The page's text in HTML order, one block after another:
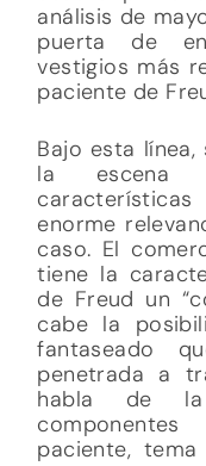
análisis de
puerta de
vestigios más
paciente de
Bajo esta
la escena
enorme
caso. El
tiene la
de Freud un
cabe la
fantaseado
penetrada a
habla de la
paciente,